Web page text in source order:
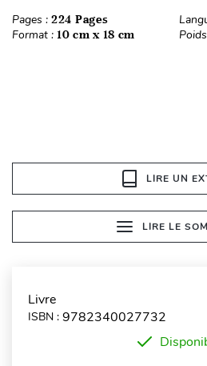
Pages : 224 Pages
Format : 10 cm x 18 cm
LIRE UN
LIRE LE
Livre
ISBN : 9782340027732